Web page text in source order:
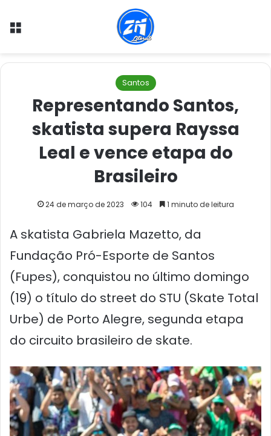
Menu
Santos
Representando Santos,
skatista supera Rayssa
Leal e vence etapa do
Brasileiro
24 de março de 2023 104 1 minuto de leitura
A skatista Gabriela Mazetto, da
Fundação Pró-Esporte de Santos
(Fupes), conquistou no último domingo
(19) o título do street do STU (Skate Total
Urbe) de Porto Alegre, segunda etapa
do circuito brasileiro de skate.